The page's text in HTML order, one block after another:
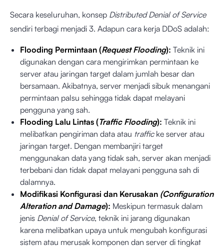
Secara keseluruhan, konsep Distributed Denial of Service
sendiri terbagi menjadi 3. Adapun cara kerja DDoS adalah:
Flooding Permintaan (Request Flooding): Teknik ini
digunakan dengan cara mengirimkan permintaan ke
server atau jaringan target dalam jumlah besar dan
bersamaan. Akibatnya, server menjadi sibuk menangani
permintaan palsu sehingga tidak dapat melayani
pengguna yang sah.
Flooding Lalu Lintas (Traffic Flooding): Teknik ini
melibatkan pengiriman data atau trafficke server atau
jaringan target. Dengan membanjiri target
menggunakan data yang tidak sah, server akan menjadi
terbebani dan tidak dapat melayani pengguna sah di
dalamnya.
Modifikasi Konfigurasi dan Kerusakan (Configuration
Alteration and Damage): Meskipun termasuk dalam
jenis Denial of Service, teknik ini jarang digunakan
karena melibatkan upaya untuk mengubah konfigurasi
sistem atau merusak komponen dan server di tingkat